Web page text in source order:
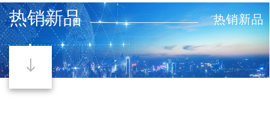
热销新品 热销新品